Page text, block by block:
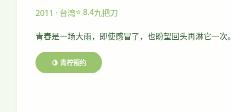
2011 · 台湾⭐ 8.4九把刀
青春是一场大雨，即使感冒了，也盼望回头再淋它一次。
🍋 青柠预约